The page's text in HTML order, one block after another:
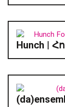
Hunch |